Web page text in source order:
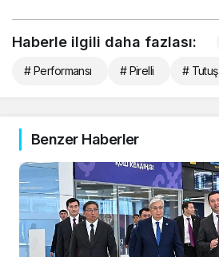
Haberle ilgili daha fazlası:
# Performansı # Pirelli # Tutuş
Benzer Haberler